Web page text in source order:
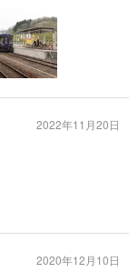
2022年11月20日
2020年12月10日